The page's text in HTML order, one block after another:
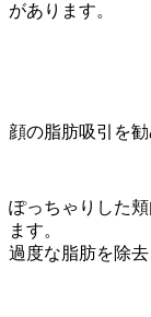
があります。
顔の脂肪吸引を
ぽっちゃりした
ます。
過度な脂肪を除